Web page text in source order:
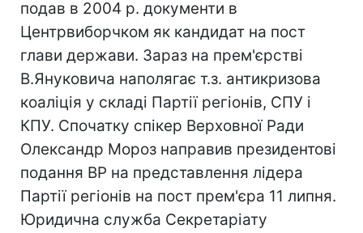
подав в 2004 р. документи в
Центрвиборчком як кандидат на пост
глави держави. Зараз на прем'єрстві
В.Януковича наполягає т.з. антикризова
коаліція у складі Партії регіонів, СПУ і
КПУ. Спочатку спікер Верховної Ради
Олександр Мороз направив президентові
подання ВР на представлення лідера
Партії регіонів на пост прем'єра 11 липня.
Юридична служба Секретаріату